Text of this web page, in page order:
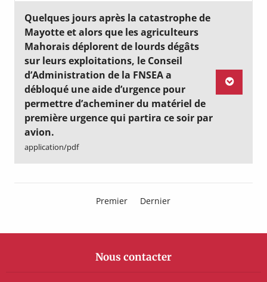
Quelques jours après la catastrophe de
Mayotte et alors que les agriculteurs
Mahorais déplorent de lourds dégâts
sur leurs exploitations, le Conseil
d’Administration de la FNSEA a
débloqué une aide d’urgence pour
permettre d’acheminer du matériel de
première urgence qui partira ce soir par
avion.
application/pdf
Premier Dernier
Nous contacter